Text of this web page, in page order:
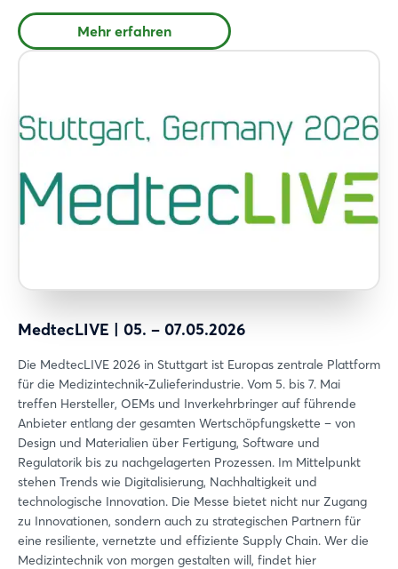
Mehr erfahren
MedtecLIVE | 05. – 07.05.2026
Die MedtecLIVE 2026 in Stuttgart ist Europas zentrale Plattform
für die Medizintechnik-Zulieferindustrie. Vom 5. bis 7. Mai
treffen Hersteller, OEMs und Inverkehrbringer auf führende
Anbieter entlang der gesamten Wertschöpfungskette – von
Design und Materialien über Fertigung, Software und
Regulatorik bis zu nachgelagerten Prozessen. Im Mittelpunkt
stehen Trends wie Digitalisierung, Nachhaltigkeit und
technologische Innovation. Die Messe bietet nicht nur Zugang
zu Innovationen, sondern auch zu strategischen Partnern für
eine resiliente, vernetzte und effiziente Supply Chain. Wer die
Medizintechnik von morgen gestalten will, findet hier
Login
Einloggen